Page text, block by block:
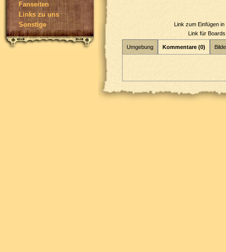
Fanseiten
Links zu uns
Sonstige
Link zum Einfügen
Link für
Umgebung Kommentare (0)